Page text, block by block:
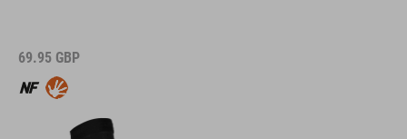
69.95 GBP